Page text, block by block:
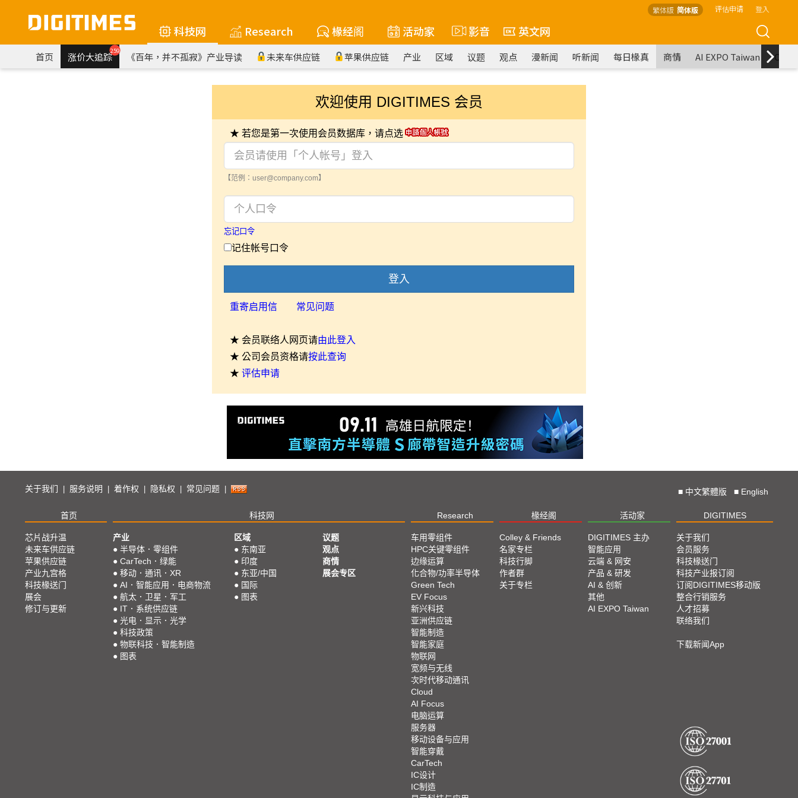
繁体版 简体版 评估申请 登入
科技网 Research 椽经阁 活动家 影音 英文网
首页 涨价大追踪259 《百年，并不孤寂》产业导读 未来车供应链 苹果供应链 产业 区域 议题 观点 漫新闻 听新闻 每日椽真 商情 AI EXPO Taiwan
欢迎使用 DIGITIMES 会员
★ 若您是第一次使用会员数据库，请点选
【范例：user@company.com】
忘记口令
记住帐号口令
登入
重寄启用信 常见问题
★ 会员联络人网页请由此登入
★ 公司会员资格请按此查询
★ 评估申请
关于我们 服务说明 着作权 隐私权 常见问题 ■ 中文繁體版 ■ English
首页 科技网 Research 椽经阁 活动家 DIGITIMES
芯片战升温
未来车供应链
苹果供应链
产业九宫格
科技椽送门
展会
修订与更新
产业
● 半导体．零组件
● CarTech．绿能
● 移动．通讯．XR
● AI．智能应用．电商物流
● 航太．卫星．军工
● IT．系统供应链
● 光电．显示．光学
● 科技政策
● 物联科技．智能制造
● 图表
区域
● 东南亚
● 印度
● 东亚/中国
● 国际
● 图表
议题
观点
商情
展会专区
车用零组件
HPC关键零组件
边缘运算
化合物/功率半导体
Green Tech
EV Focus
新兴科技
亚洲供应链
智能制造
智能家庭
物联网
宽频与无线
次时代移动通讯
Cloud
AI Focus
电脑运算
服务器
移动设备与应用
智能穿戴
CarTech
IC设计
IC制造
Colley & Friends
名家专栏
科技行脚
作者群
关于专栏
DIGITIMES 主办
智能应用
云端 & 网安
产品 & 研发
AI & 创新
其他
AI EXPO Taiwan
关于我们
会员服务
科技椽送门
科技产业报订阅
订阅DIGITIMES移动版
整合行销服务
人才招募
联络我们
下载新闻App